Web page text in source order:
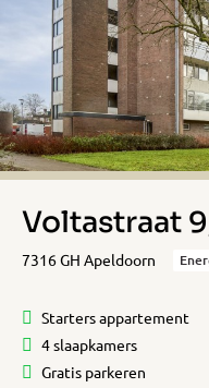
Voltastraat
7316 GH Apeldoorn
Starters appartement
4 slaapkamers
Gratis parkeren